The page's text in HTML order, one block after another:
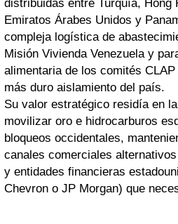
distribuidas entre Turquía, Hong
Emiratos Árabes Unidos y
compleja logística de
Misión Vivienda Venezuela y
alimentaria de los comités
más duro aislamiento del país.
Su valor estratégico residía en
movilizar oro e hidrocarburos
bloqueos occidentales,
canales comerciales
y entidades financieras
Chevron o JP Morgan) que